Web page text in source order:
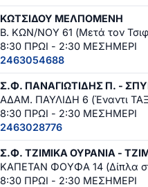
ΚΩΤΣΙΔΟΥ ΜΕΛΠΟΜΕΝΗ
Β. ΚΩΝ/ΝΟΥ 61 (Μετά τον
8:30 ΠΡΩΙ - 2:30 ΜΕΣΗΜΕΡΙ
2463054688
Σ.Φ. ΠΑΝΑΓΙΩΤΙΔΗΣ Π. -
ΑΔΑΜ. ΠΑΥΛΙΔΗ 6 (Έναντι
8:30 ΠΡΩΙ - 2:30 ΜΕΣΗΜΕΡΙ
2463028776
Σ.Φ. ΤΖΙΜΙΚΑ ΟΥΡΑΝΙΑ -
ΚΑΠΕΤΑΝ ΦΟΥΦΑ 14 (Δίπλα
8:30 ΠΡΩΙ - 2:30 ΜΕΣΗΜΕΡΙ